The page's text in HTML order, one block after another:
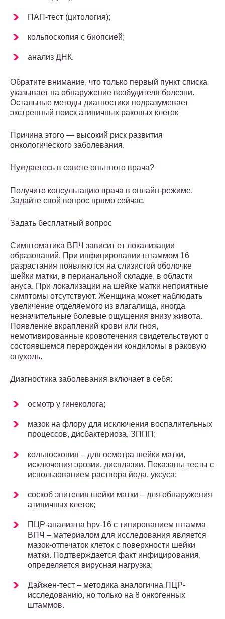
ПАП-тест (цитология);
кольпоскопия с биопсией;
анализ ДНК.
Обратите внимание, что только первый пункт списка
указывает на обнаружение возбудителя болезни.
Остальные методы диагностики подразумевает
экстренный поиск атипичных раковых клеток
Причина этого — высокий риск развития
онкологического заболевания.
Нуждаетесь в совете опытного врача?
Получите консультацию врача в онлайн-режиме.
Задайте свой вопрос прямо сейчас.
Задать бесплатный вопрос
Симптоматика ВПЧ зависит от локализации
образований. При инфицировании штаммом 16
разрастания появляются на слизистой оболочке
шейки матки, в перианальной складке, в области
ануса. При локализации на шейке матки неприятные
симптомы отсутствуют. Женщина может наблюдать
увеличение отделяемого из влагалища, иногда
незначительные болевые ощущения внизу живота.
Появление вкраплений крови или гноя,
немотивированные кровотечения свидетельствуют о
состоявшемся перерождении кондиломы в раковую
опухоль.
Диагностика заболевания включает в себя:
осмотр у гинеколога;
мазок на флору для исключения воспалительных
процессов, дисбактериоза, ЗППП;
кольпоскопия – для осмотра шейки матки,
исключения эрозии, дисплазии. Показаны тесты с
использованием раствора йода, уксуса;
соскоб эпителия шейки матки – для обнаружения
атипичных клеток;
ПЦР-анализ на hpv-16 с типированием штамма
ВПЧ – материалом для исследования является
мазок-отпечаток клеток с поверхности шейки
матки. Подтверждается факт инфицирования,
определяется вирусная нагрузка;
Дайжен-тест – методика аналогична ПЦР-
исследованию, но только на 8 онкогенных
штаммов.